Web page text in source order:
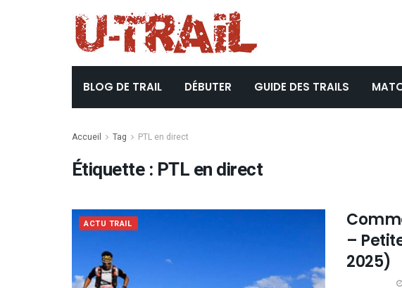
BLOG DE TRAIL DÉBUTER GUIDE DES TRAILS
Accueil Tag PTL en direct
Étiquette : PTL en direct
ACTU TRAIL
–
2025)